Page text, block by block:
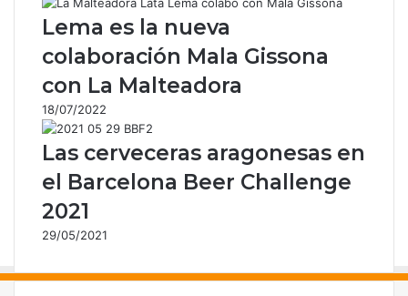
e
o
e
l
e
c
t
ó
i
c
o
Lema es la nueva
colaboración Mala Gissona
con La Malteadora
18/07/2022
Las cerveceras aragonesas en
el Barcelona Beer Challenge
2021
29/05/2021